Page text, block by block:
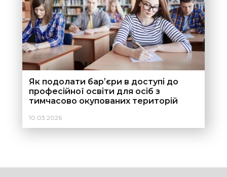
Як подолати барʼєри в доступі до
професійної освіти для осіб з
тимчасово окупованих територій
10.03.2026